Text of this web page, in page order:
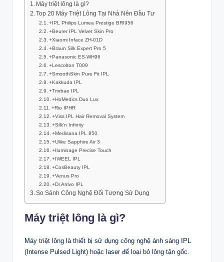
Máy triệt lông là gì?
Top 20 Máy Triệt Lông Tại Nhà Nên Đầu Tư
+IPL Philips Lumea Prestige BRI956
+Beurer IPL Velvet Skin Pro
+Xiaomi Inface ZH-01D
+Braun Silk Expert Pro 5
+Panasonic ES-WH96
+Lescolton T009
+SmoothSkin Pure Fit IPL
+Kakkuda IPL
+Tmrbae IPL
+HoMedics Duo Lux
+Rio IPHR
+Viss IPL Hair Removal System
+Silk’n Infinity
+Medisana IPL 850
+Ulike Sapphire Air 3
+Iluminage Precise Touch
+IWEEL IPL
+CosBeauty IPL
+Venus Pro
+Dr.Arrivo IPL
So Sánh Công Nghệ Đối Tượng Sử Dụng
Máy triệt lông là gì?
Máy triệt lông là thiết bị sử dụng công nghệ ánh sáng IPL
(Intense Pulsed Light) hoặc laser để loại bỏ lông tận gốc.